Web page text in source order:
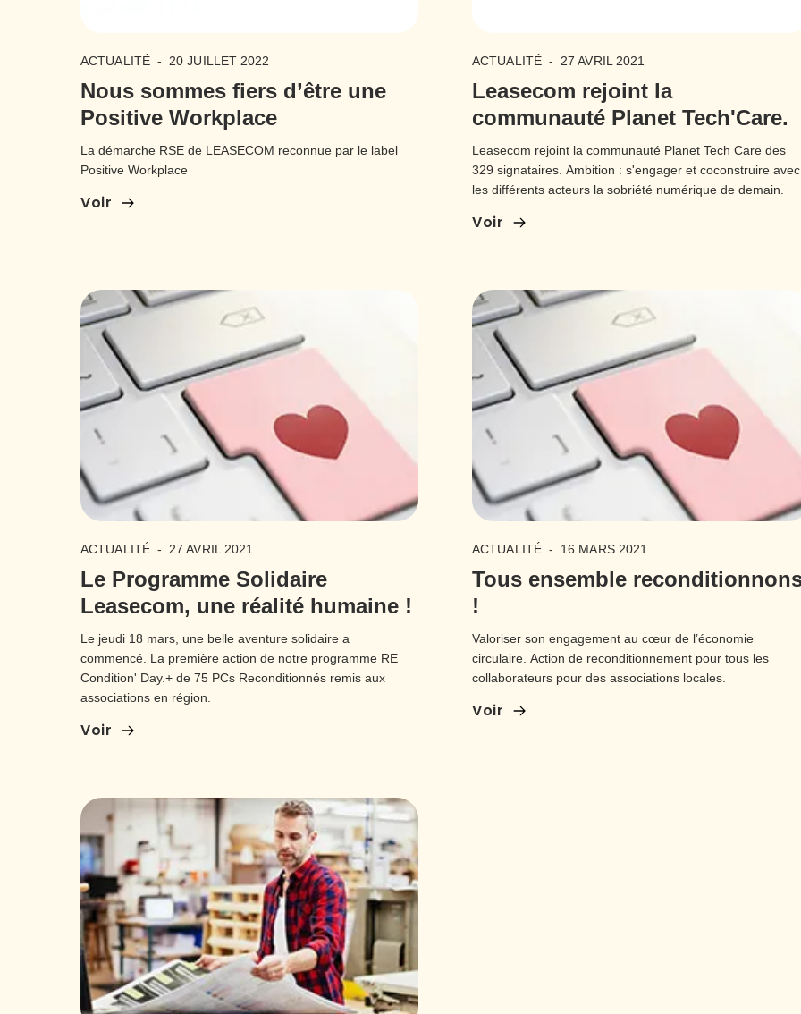
ACTUALITÉ - 20 JUILLET 2022
Nous sommes fiers d’être une
Positive Workplace
La démarche RSE de LEASECOM reconnue par le label
Positive Workplace
Voir
ACTUALITÉ - 27 AVRIL 2021
Leasecom rejoint la
communauté Planet Tech'Care.
Leasecom rejoint la communauté Planet Tech Care des
329 signataires. Ambition : s'engager et coconstruire avec
les différents acteurs la sobriété numérique de demain.
Voir
ACTUALITÉ - 27 AVRIL 2021
Le Programme Solidaire
Leasecom, une réalité humaine !
Le jeudi 18 mars, une belle aventure solidaire a
commencé. La première action de notre programme RE
Condition' Day.+ de 75 PCs Reconditionnés remis aux
associations en région.
Voir
ACTUALITÉ - 16 MARS 2021
Tous ensemble
!
Valoriser son engagement au cœur de l’économie
circulaire. Action de reconditionnement pour tous les
collaborateurs pour des associations locales.
Voir